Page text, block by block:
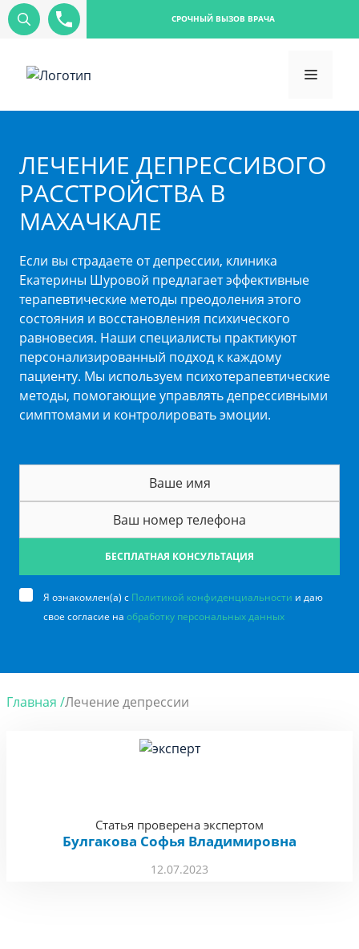
СРОЧНЫЙ ВЫЗОВ ВРАЧА
ЛЕЧЕНИЕ ДЕПРЕССИВОГО
РАССТРОЙСТВА В
МАХАЧКАЛЕ
Если вы страдаете от депрессии, клиника
Екатерины Шуровой предлагает эффективные
терапевтические методы преодоления этого
состояния и восстановления психического
равновесия. Наши специалисты практикуют
персонализированный подход к каждому
пациенту. Мы используем психотерапевтические
методы, помогающие управлять депрессивными
симптомами и контролировать эмоции.
БЕСПЛАТНАЯ КОНСУЛЬТАЦИЯ
Я ознакомлен(а) с Политикой конфиденциальности и даю
свое согласие на обработку персональных данных
Главная /Лечение депрессии
12.07.2023
Статья проверена экспертом
Булгакова Софья Владимировна